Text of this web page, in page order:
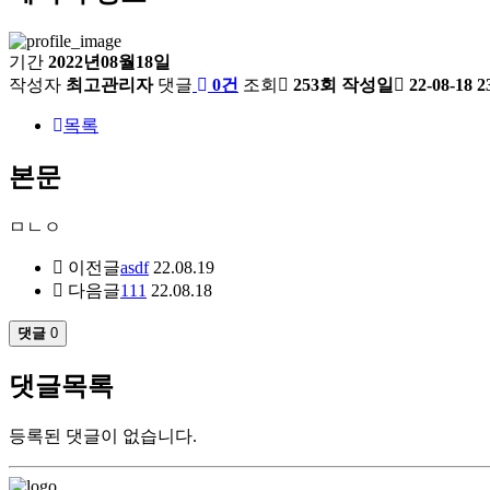
기간 2022년08월18일
작성자 최고관리자 댓글 0건 조회 253회 작성일 22-08-18
목록
본문
ㅁㄴㅇ
이전글asdf 22.08.19
다음글111 22.08.18
댓글 0
댓글목록
등록된 댓글이 없습니다.